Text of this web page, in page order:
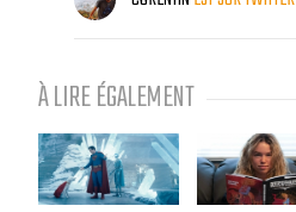
À LIRE ÉGALEMENT